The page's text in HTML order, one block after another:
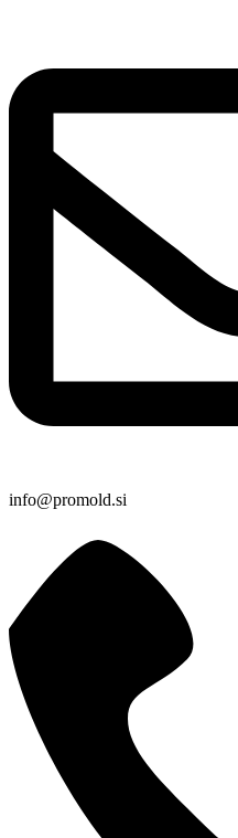
info@promold.si